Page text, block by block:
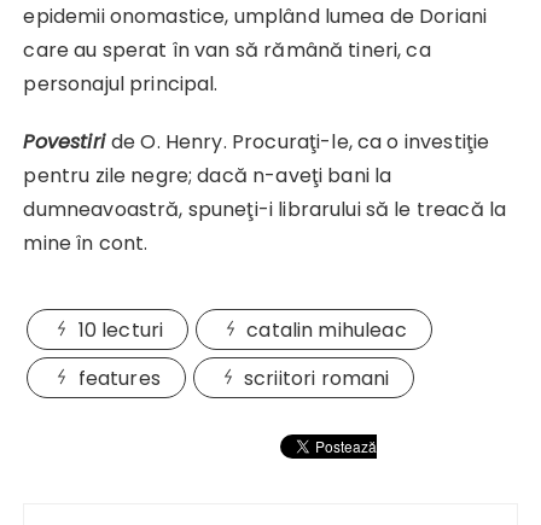
epidemii onomastice, umplând lumea de Doriani
care au sperat în van să rămână tineri, ca
personajul principal.
Povestiride O. Henry. Procuraţi-le, ca o investiţie
pentru zile negre; dacă n-aveţi bani la
dumneavoastră, spuneţi-i librarului să le treacă la
mine în cont.
10 lecturi
catalin mihuleac
features
scriitori romani